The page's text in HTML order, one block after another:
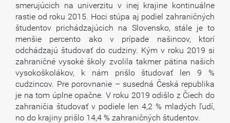
smerujúcich na univerzitu v inej krajine kontinuálne
rastie od roku 2015. Hoci stúpa aj podiel zahraničných
študentov prichádzajúcich na Slovensko, stále je to
menšie percento ako v prípade našincov, ktorí
odchádzajú študovať do cudziny. Kým v roku 2019 si
zahraničné vysoké školy zvolila takmer pätina našich
vysokoškolákov, k nám prišlo študovať len 9 %
cudzincov. Pre porovnanie – susedná Česká republika
je na tom úplne opačne. V roku 2019 odišlo z Čiech do
zahraničia študovať v podiele len 4,2 % mladých ľudí,
no do krajiny prišlo 14,4 % zahraničných študentov.